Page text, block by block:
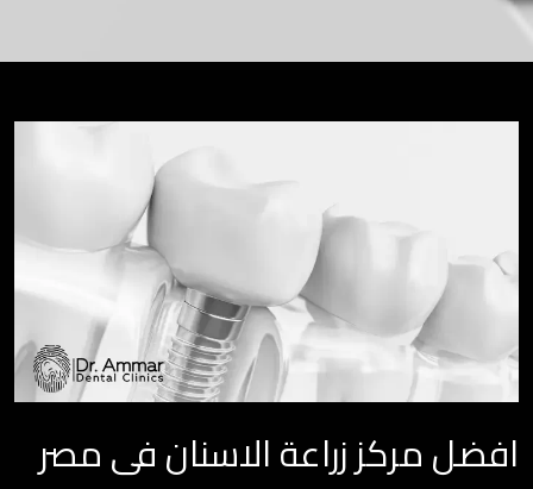
افضل مركز زراعة الاسنان فى مصر